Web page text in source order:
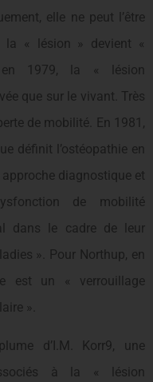
elle ne peut l’être
la « lésion » devient «
en 1979, la « lésion
que sur le vivant. Très
de mobilité. En 1981,
définit l’ostéopathie en
approche diagnostique et
de mobilité
dans le cadre de leur
». Pour Northup, en
est un « verrouillage
».
d’I.M. Korr9, une
à la « lésion